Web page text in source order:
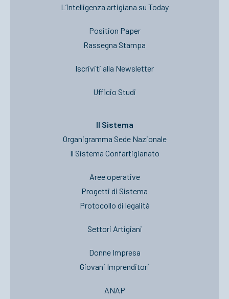
L’intelligenza artigiana su Today
Position Paper
Rassegna Stampa
Iscriviti alla Newsletter
Ufficio Studi
Il Sistema
Organigramma Sede Nazionale
Il Sistema Confartigianato
Aree operative
Progetti di Sistema
Protocollo di legalità
Settori Artigiani
Donne Impresa
Giovani Imprenditori
ANAP